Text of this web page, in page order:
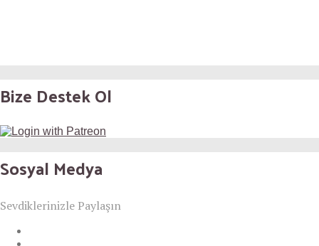
Bize Destek Ol
Sosyal Medya
Sevdiklerinizle Paylaşın